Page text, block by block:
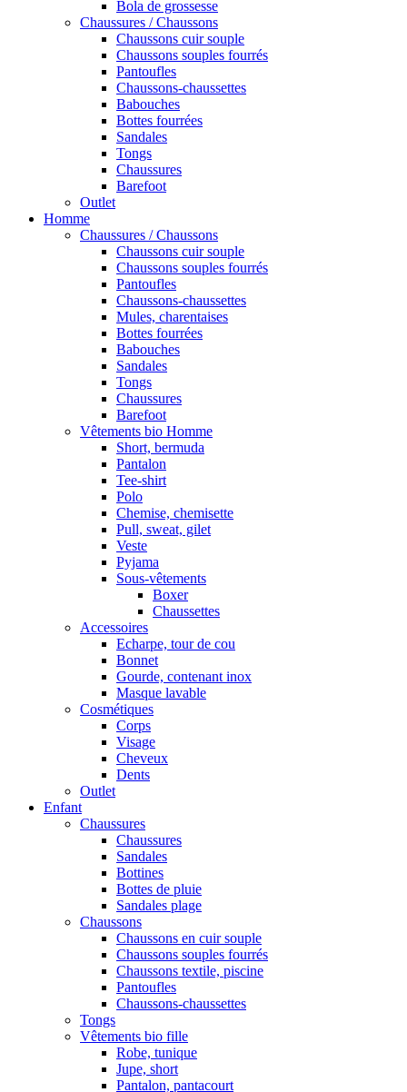
Bola de grossesse
Chaussures / Chaussons
Chaussons cuir souple
Chaussons souples fourrés
Pantoufles
Chaussons-chaussettes
Babouches
Bottes fourrées
Sandales
Tongs
Chaussures
Barefoot
Outlet
Homme
Chaussures / Chaussons
Chaussons cuir souple
Chaussons souples fourrés
Pantoufles
Chaussons-chaussettes
Mules, charentaises
Bottes fourrées
Babouches
Sandales
Tongs
Chaussures
Barefoot
Vêtements bio Homme
Short, bermuda
Pantalon
Tee-shirt
Polo
Chemise, chemisette
Pull, sweat, gilet
Veste
Pyjama
Sous-vêtements
Boxer
Chaussettes
Accessoires
Echarpe, tour de cou
Bonnet
Gourde, contenant inox
Masque lavable
Cosmétiques
Corps
Visage
Cheveux
Dents
Outlet
Enfant
Chaussures
Chaussures
Sandales
Bottines
Bottes de pluie
Sandales plage
Chaussons
Chaussons en cuir souple
Chaussons souples fourrés
Chaussons textile, piscine
Pantoufles
Chaussons-chaussettes
Tongs
Vêtements bio fille
Robe, tunique
Jupe, short
Pantalon, pantacourt